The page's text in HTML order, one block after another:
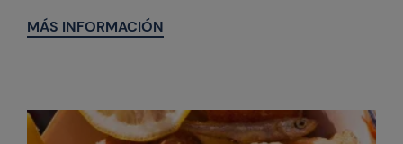
MÁS INFORMACIÓN